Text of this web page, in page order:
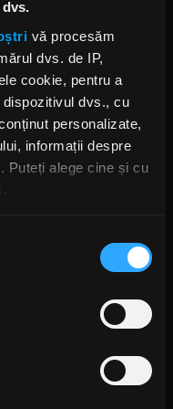
vă procesăm
dvs. de IP,
cookie, pentru a
dvs., cu
personalizate,
informații despre
Puteți alege cine și cu
la locația dvs.
scanândul-l în mod
(amprentare)
la
secțiunea
cum a decurs
(Stone Sour) ocupă
Paul în Hellyeah